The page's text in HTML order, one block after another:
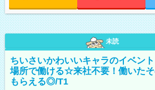
未読
ちいさいかわいいキャラのイベン
場所で働ける☆来社不要！働いた
もらえる◎/T1